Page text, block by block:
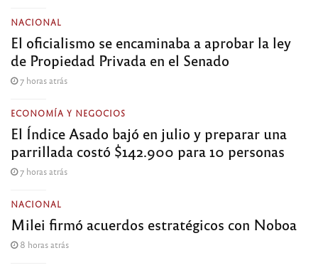
NACIONAL
El oficialismo se encaminaba a aprobar la ley
de Propiedad Privada en el Senado
7 horas atrás
ECONOMÍA Y NEGOCIOS
El Índice Asado bajó en julio y preparar una
parrillada costó $142.900 para 10 personas
7 horas atrás
NACIONAL
Milei firmó acuerdos estratégicos con Noboa
8 horas atrás